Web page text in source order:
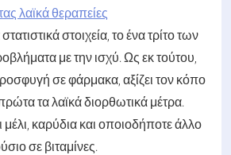
λαϊκά θεραπείες
στοιχεία, το ένα τρίτο των
με την ισχύ. Ως εκ τούτου,
σε φάρμακα, αξίζει τον κόπο
τα λαϊκά διορθωτικά μέτρα.
μέλι, καρύδια και οποιοδήποτε άλλο
σε βιταμίνες.